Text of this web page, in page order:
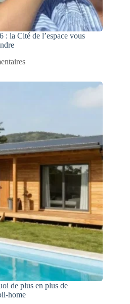
: la Cité de l’espace vous
de plus en plus de
home